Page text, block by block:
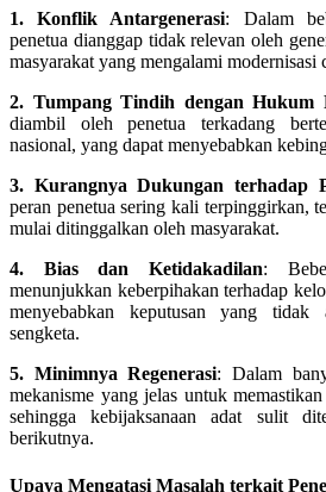
1. Konflik Antargenerasi: Dalam
penetua dianggap tidak relevan oleh
masyarakat yang mengalami modernisasi
2. Tumpang Tindih dengan Hukum
diambil oleh penetua terkadang
nasional, yang dapat menyebabkan
3. Kurangnya Dukungan terhadap
peran penetua sering kali terpinggirkan,
mulai ditinggalkan oleh masyarakat.
4. Bias dan Ketidakadilan:
menunjukkan keberpihakan terhadap
menyebabkan keputusan yang tidak
sengketa.
5. Minimnya Regenerasi: Dalam
mekanisme yang jelas untuk
sehingga kebijaksanaan adat sulit
berikutnya.
Upaya Mengatasi Masalah terkait